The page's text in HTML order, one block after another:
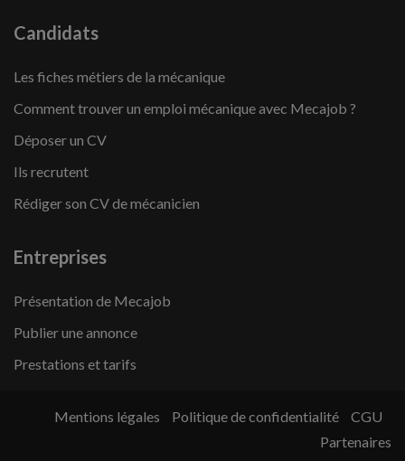
Candidats
Les fiches métiers de la mécanique
Comment trouver un emploi mécanique avec Mecajob ?
Déposer un CV
Ils recrutent
Rédiger son CV de mécanicien
Entreprises
Présentation de Mecajob
Publier une annonce
Prestations et tarifs
Mentions légales Politique de confidentialité
CGU
Partenaires